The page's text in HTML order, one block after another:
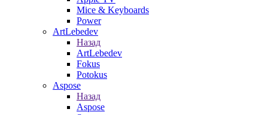
Mice & Keyboards
Power
ArtLebedev
Назад
ArtLebedev
Fokus
Potokus
Aspose
Назад
Aspose